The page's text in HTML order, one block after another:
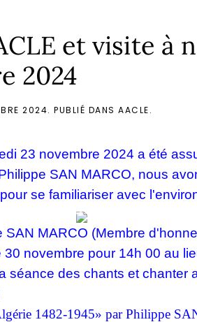
et visite à
2024
2024. PUBLIÉ DANS AACLE.
23 novembre 2024 a été
SAN MARCO, nous
se familiariser avec
MARCO (Membre
novembre pour 14h 00 au
séance des chants et chanter
1482-1945» par Philippe